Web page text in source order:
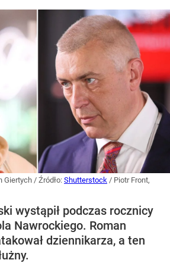
Giertych / Źródło: Shutterstock / Piotr Front,
wystąpił podczas rocznicy
Nawrockiego. Roman
dziennikarza, a ten